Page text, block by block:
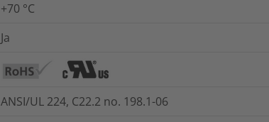
+70 °C
Ja
ANSI/UL 224, C22.2 no. 198.1-06